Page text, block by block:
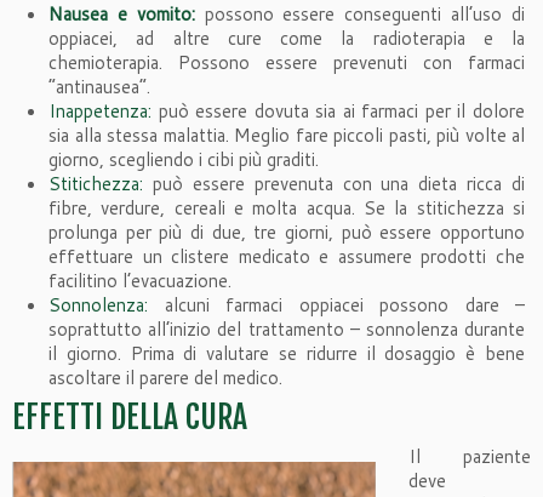
Nausea e vomito:possono essere conseguenti all’uso di
oppiacei, ad altre cure come la radioterapia e la
chemioterapia. Possono essere prevenuti con farmaci
“antinausea”.
Inappetenza: può essere dovuta sia ai farmaci per il dolore
sia alla stessa malattia. Meglio fare piccoli pasti, più volte al
giorno, scegliendo i cibi più graditi.
Stitichezza: può essere prevenuta con una dieta ricca di
fibre, verdure, cereali e molta acqua. Se la stitichezza si
prolunga per più di due, tre giorni, può essere opportuno
effettuare un clistere medicato e assumere prodotti che
facilitino l’evacuazione.
Sonnolenza: alcuni farmaci oppiacei possono dare –
soprattutto all’inizio del trattamento – sonnolenza durante
il giorno. Prima di valutare se ridurre il dosaggio è bene
ascoltare il parere del medico.
EFFETTI DELLA CURA
Il paziente
deve